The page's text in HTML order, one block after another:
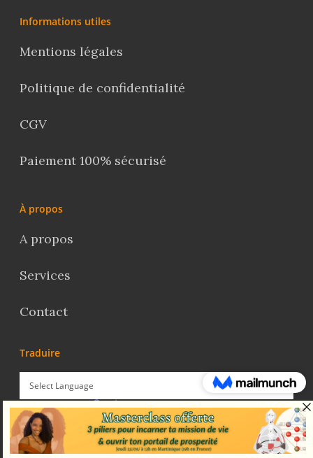
Informations utiles
Mentions légales
Politique de confidentialité
CGV
Paiement 100% sécurisé
À propos
A propos
Services
Contact
Traduire
Powered by Translate